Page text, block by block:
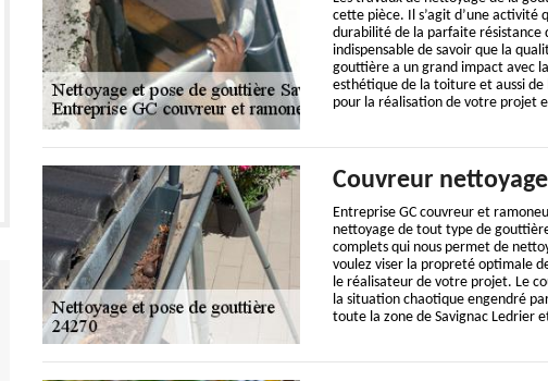
cette pièce. Il s’agit d’une
durabilité de la parfaite résistance
indispensable de savoir que la
gouttière a un grand impact avec
esthétique de la toiture et aussi
pour la réalisation de votre projet
Couvreur
Entreprise GC couvreur et
nettoyage de tout type de
complets qui nous permet de
voulez viser la propreté optimale
le réalisateur de votre projet. Le
la situation chaotique engendré
toute la zone de Savignac Ledrier